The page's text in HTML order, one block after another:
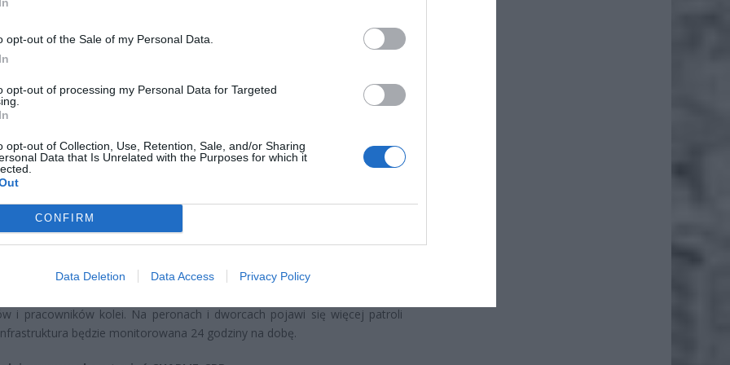
opt-out of the Sale of my Personal Data.
opt-out of processing my Personal Data for Targeted
opt-out of Collection, Use, Retention, Sale, and/or Sharing
Data that Is Unrelated with the Purposes for which it
CONFIRM
Data Deletion Data Access Privacy Policy
RÓWNIEŻ:
przecenił hit do kuchni. Air fryer tańszy aż o 150 zł, a to dopiero
2026 16:06
dla milionów polskich rodzin. ZUS wypłacił już 173 mln zł.
wciąż można składać
2026 12:56
alarmowy oznacza w praktyce wzmożone kontrole, ograniczony
i pracowników kolei. Na peronach i dworcach pojawi się więcej patroli
będzie monitorowana 24 godziny na dobę.